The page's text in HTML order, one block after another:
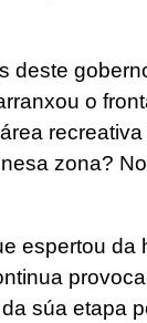
deste
o
zona?
espertou da
súa etapa